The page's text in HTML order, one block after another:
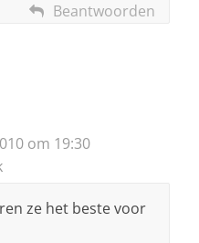
Beantwoorden
om 19:30
ze het beste voor